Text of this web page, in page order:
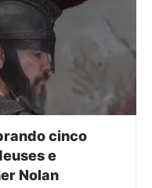
cinco
e
Nolan